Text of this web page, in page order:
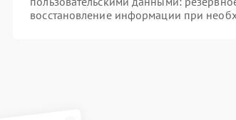
восстановление информации при